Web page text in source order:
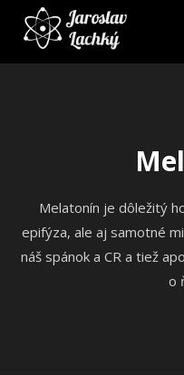
Melatonín je dôležitý
epifýza, ale aj samotné
náš spánok a CR a tiež
o